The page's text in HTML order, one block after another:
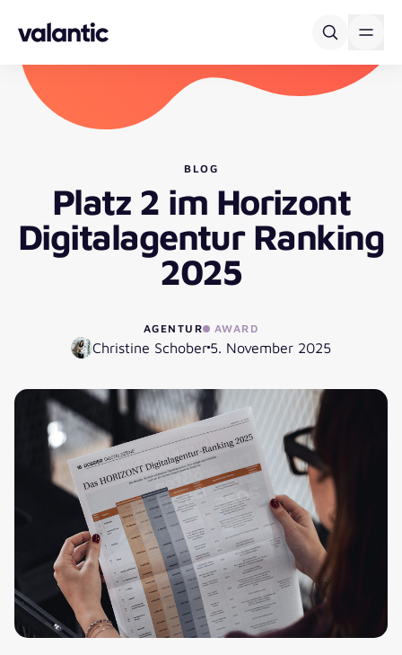
BLOG
Platz 2 im Horizont
Digitalagentur Ranking
2025
AGENTUR AWARD
Christine Schober 5. November 2025